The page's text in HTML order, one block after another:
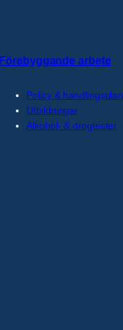
Förebyggande arbete
Policy & handlingsplan
Utbildningar
Alkohol- & drogtester